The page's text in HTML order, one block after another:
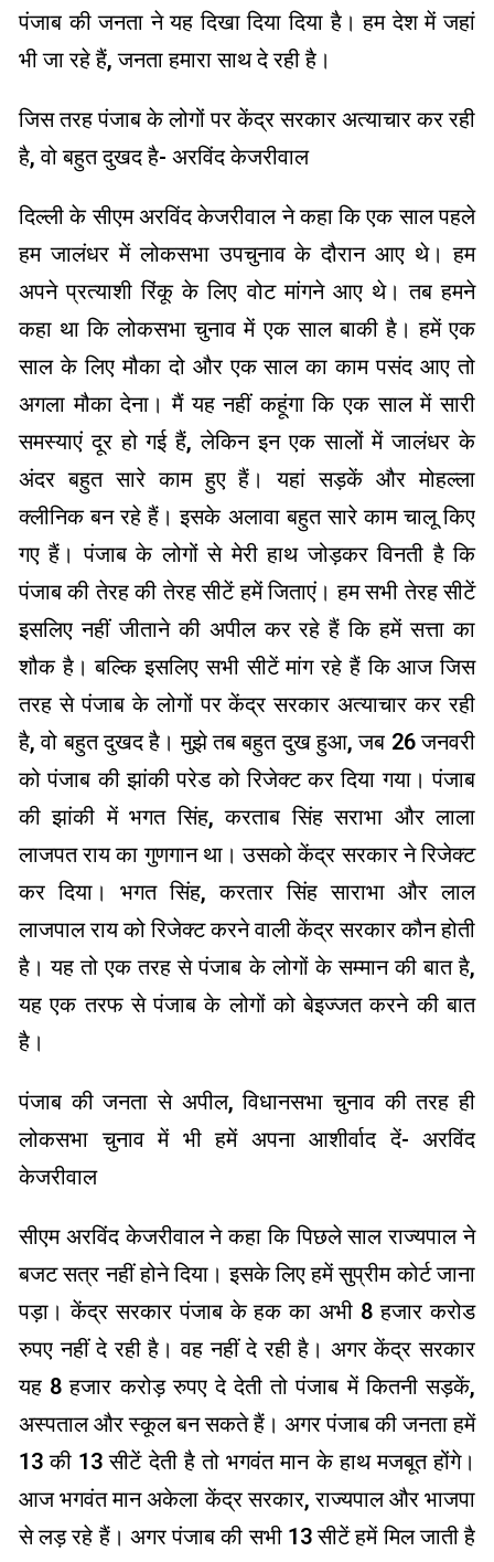
पंजाब की जनता ने यह दिखा दिया दिया है। हम देश में जहां
भी जा रहे हैं, जनता हमारा साथ दे रही है।
जिस तरह पंजाब के लोगों पर केंद्र सरकार अत्याचार कर रही
है, वो बहुत दुखद है- अरविंद केजरीवाल
दिल्ली के सीएम अरविंद केजरीवाल ने कहा कि एक साल पहले
हम जालंधर में लोकसभा उपचुनाव के दौरान आए थे। हम
अपने प्रत्याशी रिंकू के लिए वोट मांगने आए थे। तब हमने
कहा था कि लोकसभा चुनाव में एक साल बाकी है। हमें एक
साल के लिए मौका दो और एक साल का काम पसंद आए तो
अगला मौका देना। मैं यह नहीं कहूंगा कि एक साल में सारी
समस्याएं दूर हो गई हैं, लेकिन इन एक सालों में जालंधर के
अंदर बहुत सारे काम हुए हैं। यहां सड़कें और मोहल्ला
क्लीनिक बन रहे हैं। इसके अलावा बहुत सारे काम चालू किए
गए हैं। पंजाब के लोगों से मेरी हाथ जोड़कर विनती है कि
पंजाब की तेरह की तेरह सीटें हमें जिताएं। हम सभी तेरह सीटें
इसलिए नहीं जीताने की अपील कर रहे हैं कि हमें सत्ता का
शौक है। बल्कि इसलिए सभी सीटें मांग रहे हैं कि आज जिस
तरह से पंजाब के लोगों पर केंद्र सरकार अत्याचार कर रही
है, वो बहुत दुखद है। मुझे तब बहुत दुख हुआ, जब 26 जनवरी
को पंजाब की झांकी परेड को रिजेक्ट कर दिया गया। पंजाब
की झांकी में भगत सिंह, करताब सिंह सराभा और लाला
लाजपत राय का गुणगान था। उसको केंद्र सरकार ने रिजेक्ट
कर दिया। भगत सिंह, करतार सिंह साराभा और लाल
लाजपाल राय को रिजेक्ट करने वाली केंद्र सरकार कौन होती
है। यह तो एक तरह से पंजाब के लोगों के सम्मान की बात है,
यह एक तरफ से पंजाब के लोगों को बेइज्जत करने की बात
है।
पंजाब की जनता से अपील, विधानसभा चुनाव की तरह ही
लोकसभा चुनाव में भी हमें अपना आशीर्वाद दें- अरविंद
केजरीवाल
सीएम अरविंद केजरीवाल ने कहा कि पिछले साल राज्यपाल ने
बजट सत्र नहीं होने दिया। इसके लिए हमें सुप्रीम कोर्ट जाना
पड़ा। केंद्र सरकार पंजाब के हक का अभी 8 हजार करोड
रुपए नहीं दे रही है। वह नहीं दे रही है। अगर केंद्र सरकार
यह 8 हजार करोड़ रुपए दे देती तो पंजाब में कितनी सड़कें,
अस्पताल और स्कूल बन सकते हैं। अगर पंजाब की जनता हमें
13 की 13 सीटें देती है तो भगवंत मान के हाथ मजबूत होंगे।
आज भगवंत मान अकेला केंद्र सरकार, राज्यपाल और भाजपा
से लड़ रहे हैं। अगर पंजाब की सभी 13 सीटें हमें मिल जाती है